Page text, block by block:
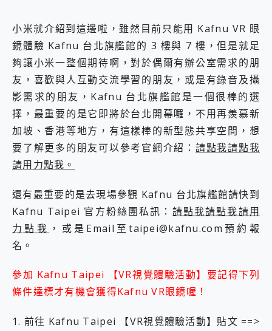
小米就介紹到這邊啦，雖然目前只能用 Kafnu VR 眼
鏡體驗 Kafnu 台北旗艦館的 3 樓與 7 樓，但是就足
夠讓小米一整個期待啊，對於偶爾有辦公室需求的朋
友，喜歡與人互動交流學習的朋友，或是有錄音及攝
影需求的朋友，Kafnu 台北旗艦館是一個很棒的選
擇，最重要的是它即將於台北開幕囉，不用再羨慕新
加坡、香港等地方，有這樣棒的新型態共享空間，想
要了解更多的朋友可以參考官網介紹： 請點我請點我
請用力點我。
還有最重要的是去現場參觀 Kafnu 台北旗艦館請快到
Kafnu Taipei 官方粉絲團私訊： 請點我請點我請用
力點我 ，或是Email至taipei@kafnu.com 預約報
名。
參加 Kafnu Taipei 【VR視覺體驗活動】要記得下列
條件達標才有機會獲得Kafnu VR眼鏡喔！
1. 前往 Kafnu Taipei 【VR視覺體驗活動】貼文 ==>